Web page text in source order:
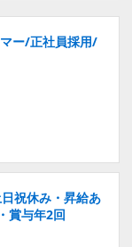
ー/正社員採用/
祝休み・昇給あ
賞与年2回